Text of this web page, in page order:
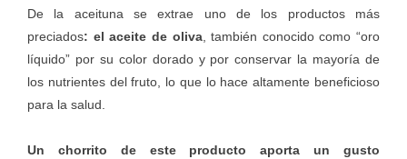
De la aceituna se extrae uno de los productos más
preciados: elaceite de oliva, también conocido como “oro
líquido” por su color dorado y por conservar la mayoría de
los nutrientes del fruto, lo que lo hace altamente beneficioso
para la salud.
Un chorrito de este producto aporta un gusto